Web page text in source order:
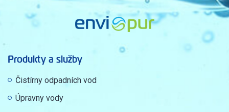
Produkty a služby
Čistírny odpadních vod
Úpravny vody